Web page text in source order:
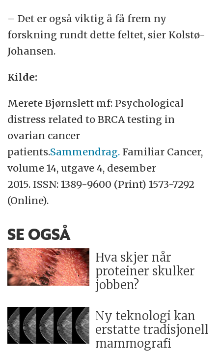
– Det er også viktig å få frem ny
forskning rundt dette feltet, sier Kolstø-
Johansen.
Kilde:
Merete Bjørnslett mf: Psychological
distress related to BRCA testing in
ovarian cancer
patients.Sammendrag. Familiar Cancer,
volume 14, utgave 4, desember
2015. ISSN: 1389-9600 (Print) 1573-7292
(Online).
SE OGSÅ
Hva skjer når
proteiner skulker
jobben?
Ny teknologi kan
erstatte tradisjonell
mammografi